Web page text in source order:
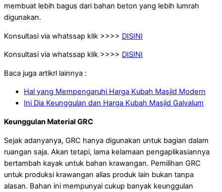
membuat lebih bagus dari bahan beton yang lebih lumrah
digunakan.
Konsultasi via whatssap klik >>>> DISINI
Konsultasi via whatssap klik >>>> DISINI
Baca juga artikrl lainnya :
Hal yang Mempengaruhi Harga Kubah Masjid Modern
Ini Dia Keunggulan dan Harga Kubah Masjid Galvalum
Keunggulan Material GRC
Sejak adanyanya, GRC hanya digunakan untuk bagian dalam
ruangan saja. Akan tetapi, lama kelamaan pengaplikasiannya
bertambah kayak untuk bahan krawangan. Pemilihan GRC
untuk produksi krawangan alias produk lain bukan tanpa
alasan. Bahan ini mempunyai cukup banyak keunggulan